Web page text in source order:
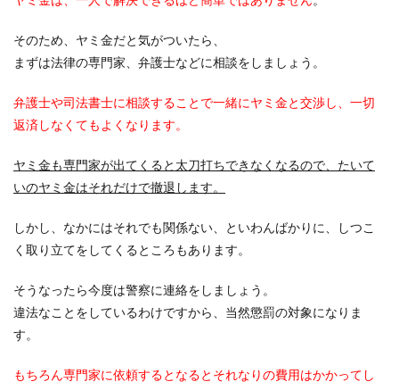
そのため、ヤミ金だと気がついたら、
まずは法律の専門家、弁護士などに相談をしましょう。
弁護士や司法書士に相談することで一緒にヤミ金と交渉し、一切
返済しなくてもよくなります。
ヤミ金も専門家が出てくると太刀打ちできなくなるので、たいて
いのヤミ金はそれだけで撤退します。
しかし、なかにはそれでも関係ない、といわんばかりに、しつこ
く取り立てをしてくるところもあります。
そうなったら今度は警察に連絡をしましょう。
違法なことをしているわけですから、当然懲罰の対象になりま
す。
もちろん専門家に依頼するとなるとそれなりの費用はかかってし